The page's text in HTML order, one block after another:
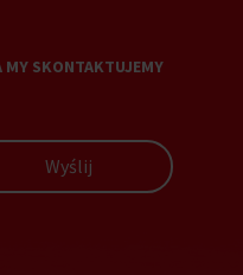
MY SKONTAKTUJEMY
Wyślij